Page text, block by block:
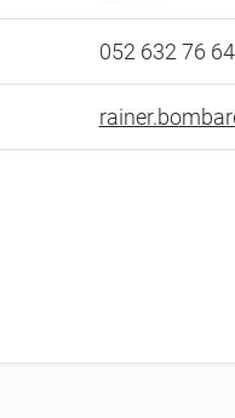
052 632 76 64